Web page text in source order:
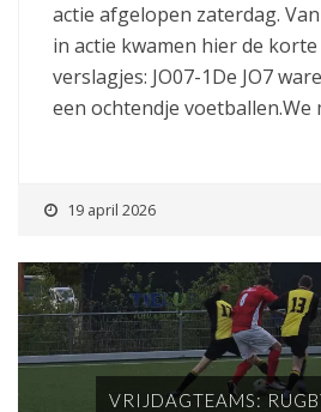
actie afgelopen zaterdag.
in actie kwamen hier de
verslagjes: JO07-1De JO7
een ochtendje
19 april 2026
VRIJDAGTEAMS: